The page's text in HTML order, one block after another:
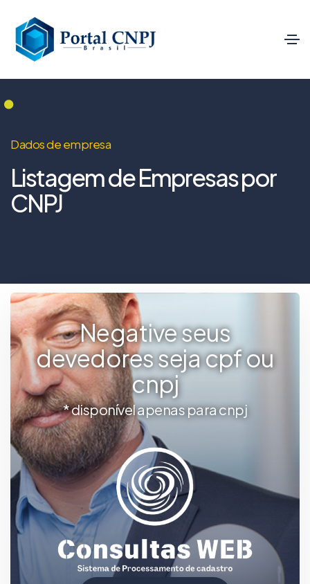
Dados de empresa
Listagem de Empresas por
CNPJ
Negative seus
devedores seja cpf ou
cnpj
* disponível apenas para cnpj